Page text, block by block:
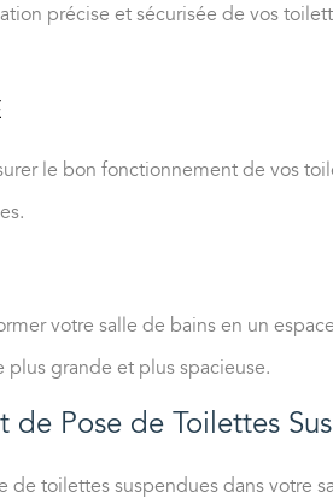
précise et sécurisée de vos
le bon fonctionnement de vos
votre salle de bains en un
grande et plus spacieuse.
Pose de Toilettes
de toilettes suspendues dans votre